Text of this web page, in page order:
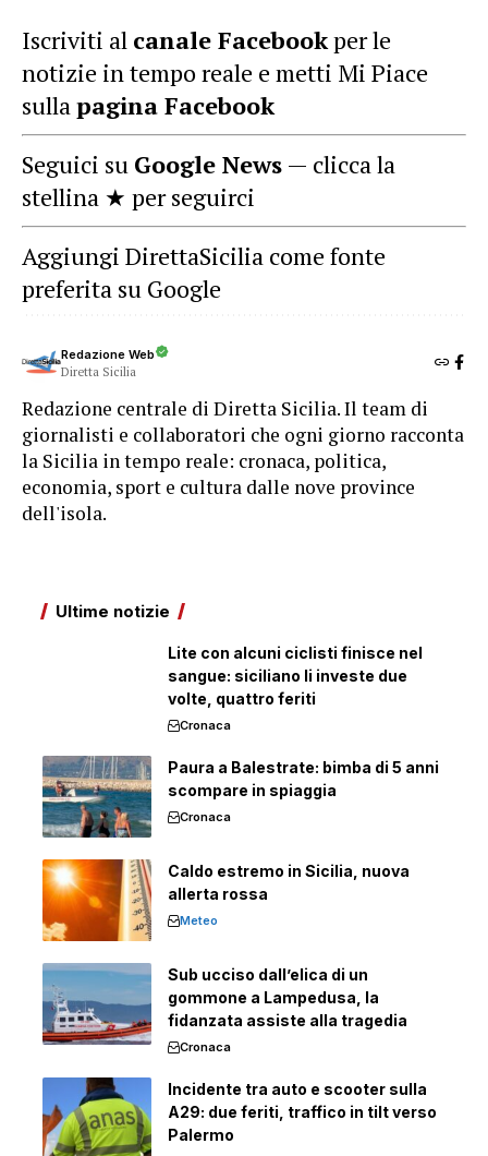
Iscriviti al canale Facebookper le
notizie in tempo reale e metti Mi Piace
sullapagina Facebook
Seguici su Google News — clicca la
stellina ★ per seguirci
Aggiungi DirettaSicilia come fonte
preferita su Google
Redazione Web
Diretta Sicilia
Redazione centrale di Diretta Sicilia. Il team di
giornalisti e collaboratori che ogni giorno racconta
la Sicilia in tempo reale: cronaca, politica,
economia, sport e cultura dalle nove province
dell'isola.
Ultime notizie
Lite con alcuni ciclisti finisce nel
sangue: siciliano li investe due
volte, quattro feriti
Cronaca
Paura a Balestrate: bimba di 5 anni
scompare in spiaggia
Cronaca
Caldo estremo in Sicilia, nuova
allerta rossa
Meteo
Sub ucciso dall’elica di un
gommone a Lampedusa, la
fidanzata assiste alla tragedia
Cronaca
Incidente tra auto e scooter sulla
A29: due feriti, traffico in tilt verso
Palermo